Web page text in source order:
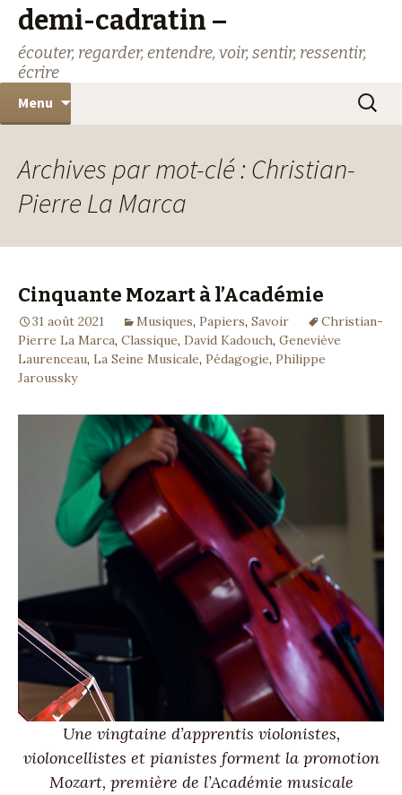
demi-cadratin –
écouter, regarder, entendre, voir, sentir, ressentir,
écrire
Menu
au
Archives par mot-clé : Christian-
Pierre La Marca
Cinquante Mozart à l’Académie
31 août 2021 Musiques, Papiers, Savoir
Christian-
Pierre La Marca, Classique, David Kadouch, Geneviève
Laurenceau, La Seine Musicale, Pédagogie, Philippe
Jaroussky
Une vingtaine d’apprentis violonistes,
violoncellistes et pianistes forment la promotion
Mozart, première de l’Académie musicale